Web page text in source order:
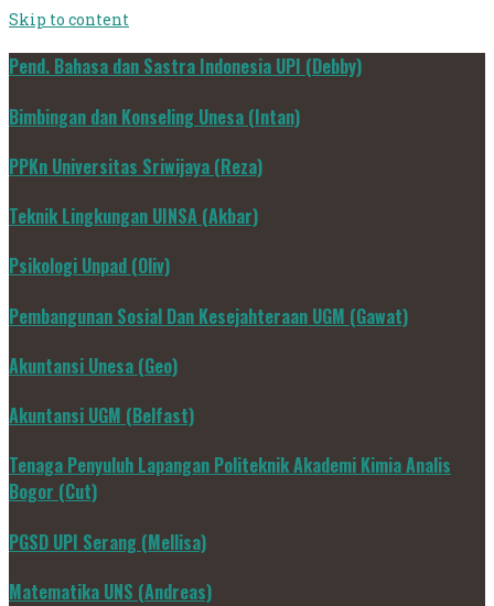
Skip to content
Pend. Bahasa dan Sastra Indonesia UPI (Debby)
Bimbingan dan Konseling Unesa (Intan)
PPKn Universitas Sriwijaya (Reza)
Teknik Lingkungan UINSA (Akbar)
Psikologi Unpad (Oliv)
Pembangunan Sosial Dan Kesejahteraan UGM (Gawat)
Akuntansi Unesa (Geo)
Akuntansi UGM (Belfast)
Tenaga Penyuluh Lapangan Politeknik Akademi Kimia Analis
Bogor (Cut)
PGSD UPI Serang (Mellisa)
Matematika UNS (Andreas)